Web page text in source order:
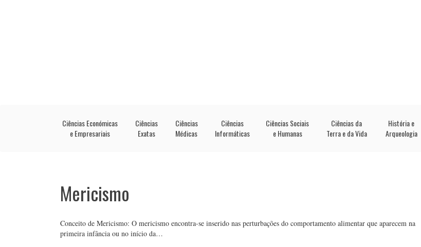
Ciências Económicas
e Empresariais
Ciências
Exatas
Ciências
Médicas
Ciências
Informáticas
Ciências Sociais
e Humanas
Ciências da
Terra e da Vida
História e
Arqueologia
Mericismo
Conceito de Mericismo: O mericismo encontra-se inserido nas perturbações do comportamento alimentar que aparecem na
primeira infância ou no início da…